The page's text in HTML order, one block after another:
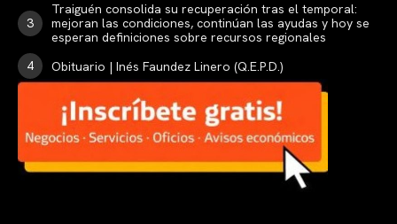
Traiguén consolida su recuperación tras el temporal:
mejoran las condiciones, continúan las ayudas y hoy se
esperan definiciones sobre recursos regionales
Obituario | Inés Faundez Linero (Q.E.P.D.)